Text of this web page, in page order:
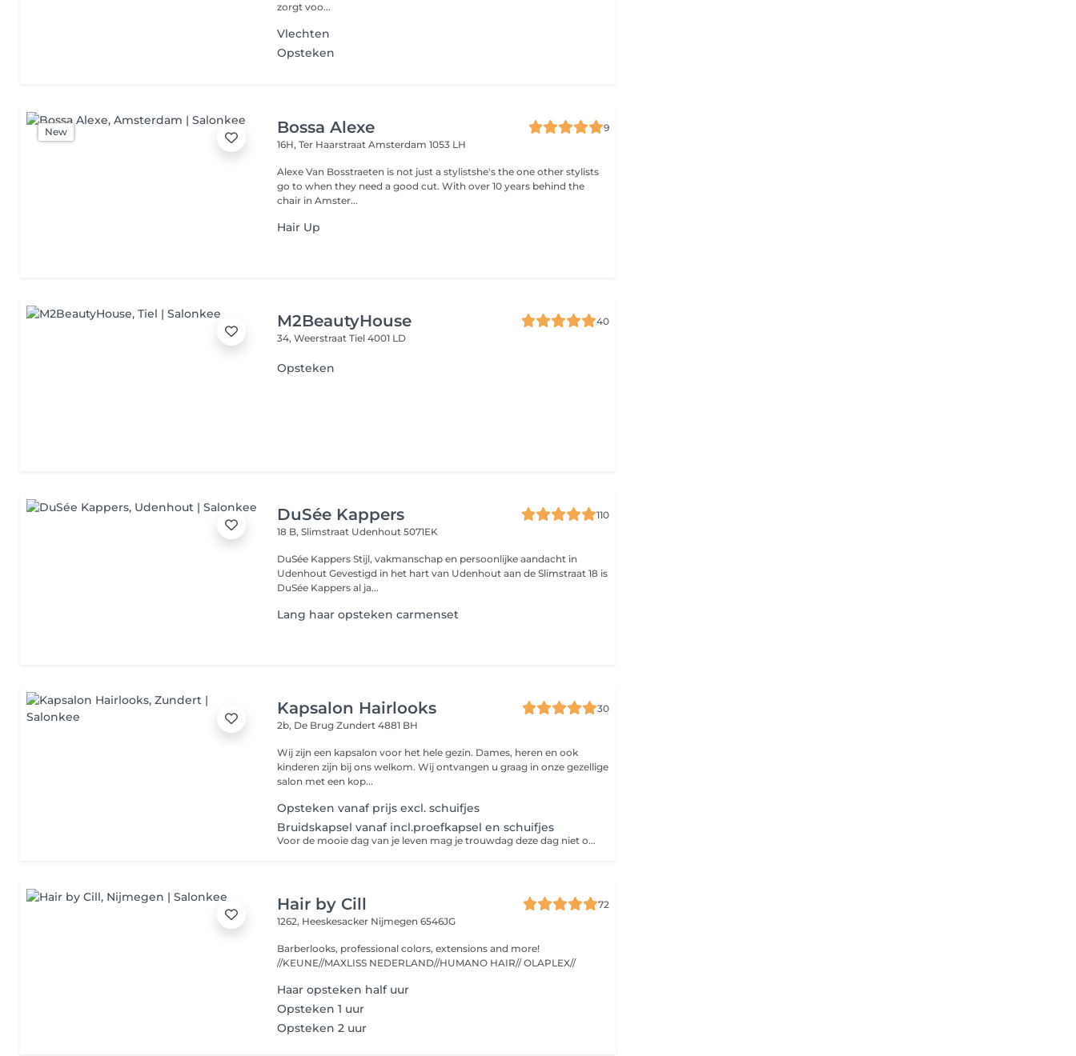
zorgt voo...
Vlechten
Opsteken
New Bossa Alexe
9
16H, Ter HaarstraatAmsterdam 1053 LH
Alexe Van Bosstraeten is not just a stylistshe's the one other stylists
go to when they need a good cut. With over 10 years behind the
chair in Amster...
Hair Up
M2BeautyHouse
40
34, WeerstraatTiel 4001 LD
Opsteken
DuSée Kappers
110
18 B, Slimstraat Udenhout 5071EK
DuSée Kappers Stijl, vakmanschap en persoonlijke aandacht in
Udenhout Gevestigd in het hart van Udenhout aan de Slimstraat 18 is
DuSée Kappers al ja...
Lang haar opsteken carmenset
Kapsalon Hairlooks
30
2b, De BrugZundert 4881 BH
Wij zijn een kapsalon voor het hele gezin. Dames, heren en ook
kinderen zijn bij ons welkom. Wij ontvangen u graag in onze gezellige
salon met een kop...
Opsteken vanaf prijs excl. schuifjes
Bruidskapsel vanaf incl.proefkapsel en schuifjes
Voor de mooie dag van je leven mag je trouwdag deze dag niet ontbreken om goed overleg tot een prachtige bruidskapsel te creëren bij Hairlooks
Hair by Cill
72
1262, Heeskesacker Nijmegen 6546JG
Barberlooks, professional colors, extensions and more!
//KEUNE//MAXLISS NEDERLAND//HUMANO HAIR// OLAPLEX//
Haar opsteken half uur
Opsteken 1 uur
Opsteken 2 uur